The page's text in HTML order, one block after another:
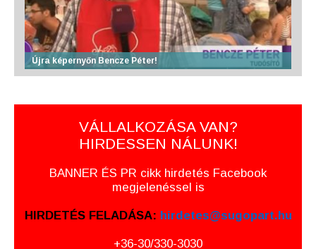
Újra képernyőn Bencze Péter!
VÁLLALKOZÁSA VAN?
HIRDESSEN NÁLUNK!
BANNER ÉS PR cikk hirdetés Facebook
megjelenéssel is
HIRDETÉS FELADÁSA: hirdetes@sugopart.hu
+36-30/330-3030